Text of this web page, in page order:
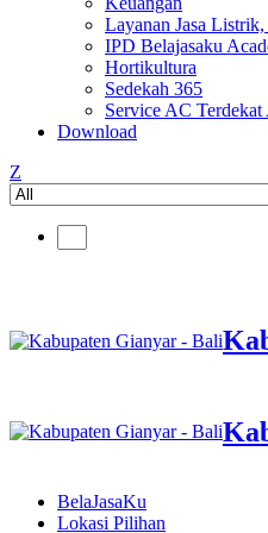
Layanan Jasa
IPD Belajasaku
Hortikultura
Sedekah 365
Service AC Terdekat
Download
Z
BelaJasaKu
Lokasi Pilihan